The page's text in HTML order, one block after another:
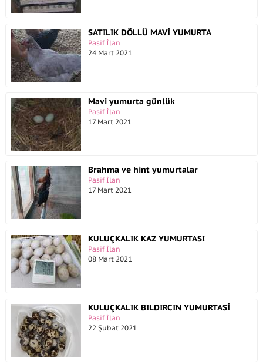
SATILIK DÖLLÜ MAVİ YUMURTA
Pasif İlan
24 Mart 2021
Mavi yumurta günlük
Pasif İlan
17 Mart 2021
Brahma ve hint yumurtalar
Pasif İlan
17 Mart 2021
KULUÇKALIK KAZ YUMURTASI
Pasif İlan
08 Mart 2021
KULUÇKALIK BILDIRCIN YUMURTASİ
Pasif İlan
22 Şubat 2021